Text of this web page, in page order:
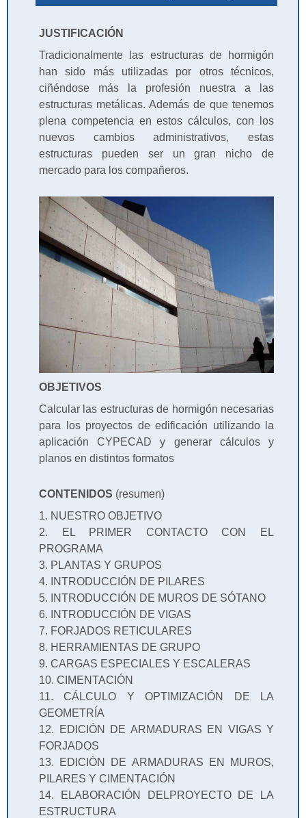
JUSTIFICACIÓN
Tradicionalmente las estructuras de hormigón
han sido más utilizadas por otros técnicos,
ciñéndose más la profesión nuestra a las
estructuras metálicas. Además de que tenemos
plena competencia en estos cálculos, con los
nuevos cambios administrativos, estas
estructuras pueden ser un gran nicho de
mercado para los compañeros.
OBJETIVOS
Calcular las estructuras de hormigón necesarias
para los proyectos de edificación utilizando la
aplicación CYPECAD y generar cálculos y
planos en distintos formatos
CONTENIDOS (resumen)
1. NUESTRO OBJETIVO
2. EL PRIMER CONTACTO CON EL
PROGRAMA
3. PLANTAS Y GRUPOS
4. INTRODUCCIÓN DE PILARES
5. INTRODUCCIÓN DE MUROS DE SÓTANO
6. INTRODUCCIÓN DE VIGAS
7. FORJADOS RETICULARES
8. HERRAMIENTAS DE GRUPO
9. CARGAS ESPECIALES Y ESCALERAS
10. CIMENTACIÓN
11. CÁLCULO Y OPTIMIZACIÓN DE LA
GEOMETRÍA
12. EDICIÓN DE ARMADURAS EN VIGAS Y
FORJADOS
13. EDICIÓN DE ARMADURAS EN MUROS,
PILARES Y CIMENTACIÓN
14. ELABORACIÓN DELPROYECTO DE LA
ESTRUCTURA